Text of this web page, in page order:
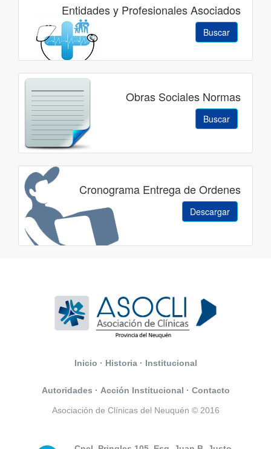
Entidades y Profesionales Asociados
Buscar
Obras Sociales Normas
Buscar
Cronograma Entrega de Ordenes
Descargar
Inicio · Historia· Institucional
Autoridades · Acción Institucional · Contacto
Asociación de Clínicas del Neuquén © 2016